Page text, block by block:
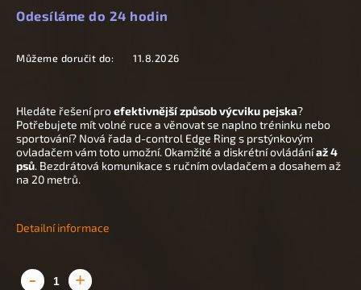
Odesíláme do 24 hodin
Můžeme doručit do: 11.8.2026
Hledáte řešení proefektivnější způsob výcviku pejska?
Potřebujete mít volné ruce a věnovat se naplno tréninku nebo
sportování? Nová řada d-control Edge Ring s prstýnkovým
ovladačem vám toto umožní. Okamžité a diskrétní ovládáníaž 4
psů. Bezdrátová komunikace s ručním ovladačem a dosahem až
na 20 metrů.
Detailní informace